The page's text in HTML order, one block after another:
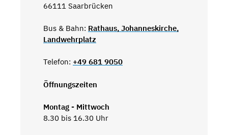
66111 Saarbrücken
Bus & Bahn: Rathaus, Johanneskirche,
Landwehrplatz
Telefon: +49 681 9050
Öffnungszeiten
Montag - Mittwoch
8.30 bis 16.30 Uhr